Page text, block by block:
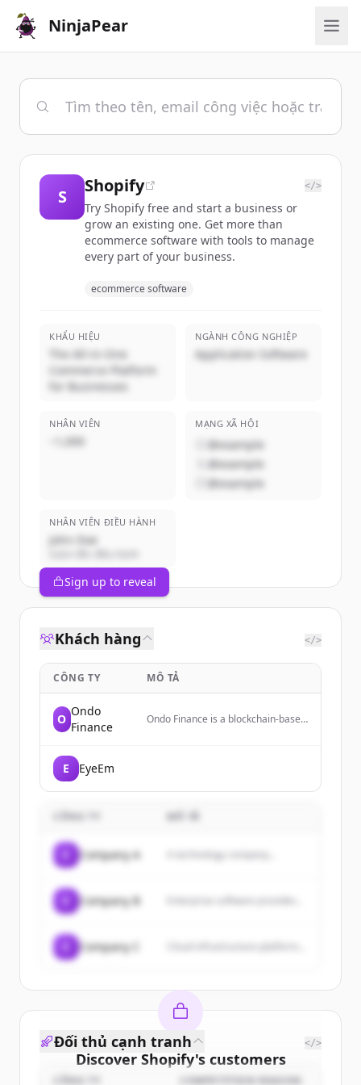
NinjaPear
S
Shopify </>
Try Shopify free and start a business or
grow an existing one. Get more than
ecommerce software with tools to manage
every part of your business.
ecommerce software
KHẨU HIỆU
The All-in-One
Commerce Platform
for Businesses
NGÀNH CÔNG NGHIỆP
Application Software
NHÂN VIÊN
~1,000
MẠNG XÃ HỘI
@example
@example
@example
NHÂN VIÊN ĐIỀU HÀNH
John Doe
Sign up to reveal
Khách hàng </>
CÔNG TY MÔ TẢ
O
Ondo
Finance
Ondo Finance is a blockchain-based
E EyeEm
Company A A technology company...
Company B
Company C
Discover Shopify's customers
Đối thủ cạnh tranh </>
COMPETITION REASON